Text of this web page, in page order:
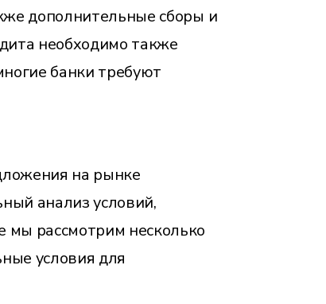
дополнительные сборы и
необходимо также
банки требуют
на рынке
анализ условий,
мы рассмотрим несколько
условия для